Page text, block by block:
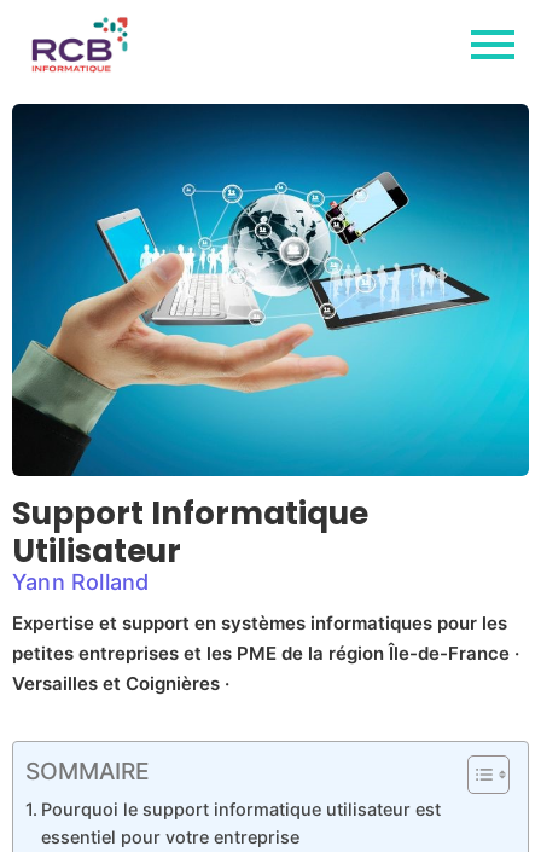
Support Informatique
Utilisateur
Yann Rolland
Expertise et support en systèmes informatiques pour les
petites entreprises et les PME de la région Île-de-France ·
Versailles et Coignières ·
SOMMAIRE
Pourquoi le support informatique utilisateur est
essentiel pour votre entreprise